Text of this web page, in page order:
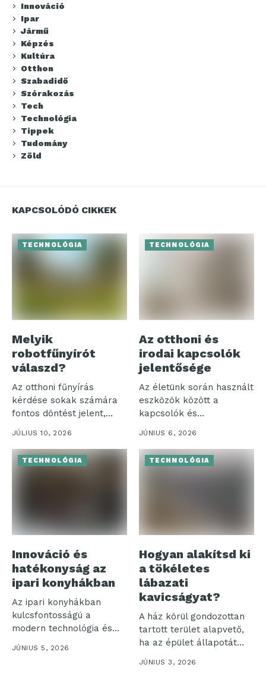
Innováció
Ipar
Jármű
Képzés
Kultúra
Otthon
Szabadidő
Szórakozás
Tech
Technológia
Tippek
Tudomány
Zöld
KAPCSOLÓDÓ CIKKEK
TECHNOLÓGIA
Melyik
robotfűnyírót
válaszd?
Az otthoni fűnyírás
kérdése sokak számára
fontos döntést jelent,
különösen, amikor a...
JÚLIUS 10, 2026
TECHNOLÓGIA
Az otthoni és
irodai kapcsolók
jelentősége
Az életünk során használt
eszközök között a
kapcsolók és
szerelvények különösen
jelentős...
JÚNIUS 6, 2026
TECHNOLÓGIA
Innováció és
hatékonyság az
ipari konyhákban
Az ipari konyhákban
kulcsfontosságú a
modern technológia és
hatékonyság
összehangolása. Ezek a...
JÚNIUS 5, 2026
TECHNOLÓGIA
Hogyan alakítsd ki
a tökéletes
lábazati
kavicságyat?
A ház körül gondozottan
tartott terület alapvető,
ha az épület állapotát
hosszú...
JÚNIUS 3, 2026